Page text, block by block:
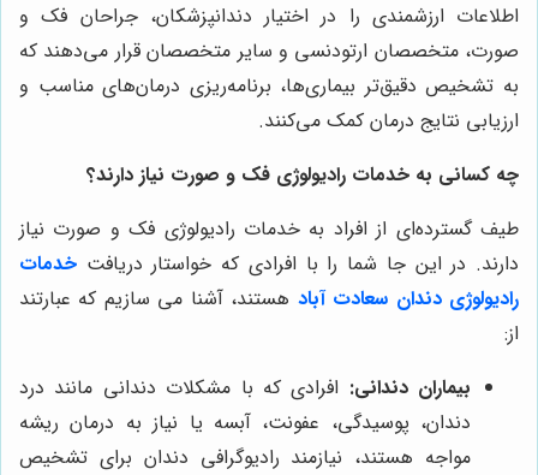
اطلاعات ارزشمندی را در اختیار دندانپزشکان، جراحان فک و
صورت، متخصصان ارتودنسی و سایر متخصصان قرار می‌دهند که
به تشخیص دقیق‌تر بیماری‌ها، برنامه‌ریزی درمان‌های مناسب و
ارزیابی نتایج درمان کمک می‌کنند.
چه کسانی به خدمات رادیولوژی فک و صورت نیاز دارند؟
طيف گسترده‌ای از افراد به خدمات رادیولوژی فک و صورت نیاز
دارند. در این جا شما را با افرادی که خواستار دریافت خدمات
رادیولوژی دندان سعادت آباد هستند، آشنا می سازیم که عبارتند
از:
بیماران دندانی: افرادی که با مشکلات دندانی مانند درد
دندان، پوسیدگی، عفونت، آبسه یا نیاز به درمان ریشه
مواجه هستند، نیازمند رادیوگرافی دندان برای تشخیص